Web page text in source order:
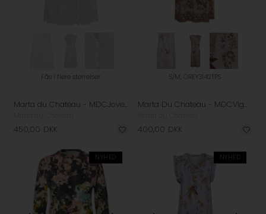
Fås i flere størrelser
Marta du Chateau - MDCJovelina Kjole - White
450,00 DKK
S/M, GREY3142TPS
Marta Du Chateau - MDCVigdis Kjole - Grey
400,00 DKK
NYHED NYHED